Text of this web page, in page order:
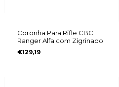
Coronha Para Rifle CBC
Ranger Alfa com Zigrinado
€129,19